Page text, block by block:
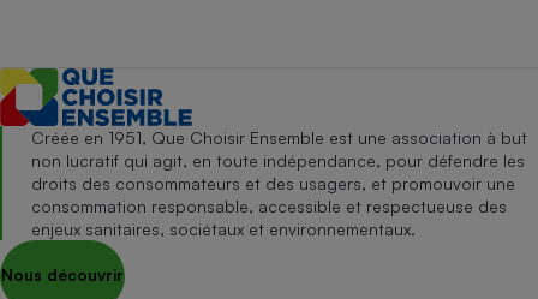
Créée en 1951, Que Choisir Ensemble est une association à but
non lucratif qui agit, en toute indépendance, pour défendre les
droits des consommateurs et des usagers, et promouvoir une
consommation responsable, accessible et respectueuse des
enjeux sanitaires, sociétaux et environnementaux.
Nous découvrir